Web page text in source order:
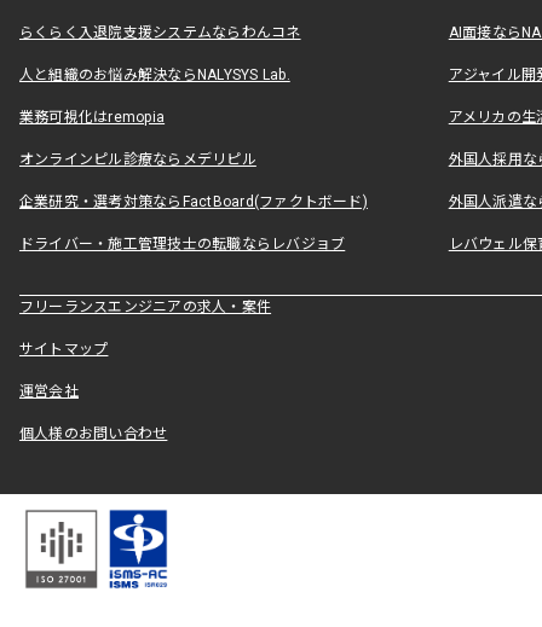
らくらく入退院支援システムならわんコネ AI面接なら
人と組織のお悩み解決ならNALYSYS Lab. アジャイル
業務可視化はremopia アメリカの
オンラインピル診療ならメデリピル 外国人採用
企業研究・選考対策ならFactBoard(ファクトボード) 外国人派遣な
ドライバー・施工管理技士の転職ならレバジョブ レバウェル
フリーランスエンジニアの求人・案件
サイトマップ
運営会社
個人様のお問い合わせ